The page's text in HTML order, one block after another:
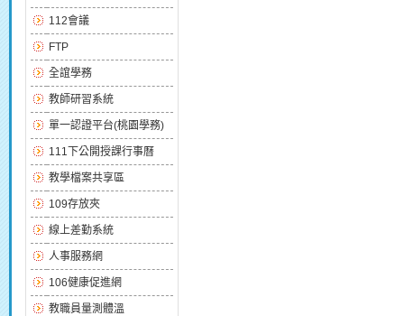
112會議
FTP
全誼學務
教師研習系統
單一認證平台(桃園學務)
111下公開授課行事曆
教學檔案共享區
109存放夾
線上差勤系統
人事服務網
106健康促進網
教職員量測體溫